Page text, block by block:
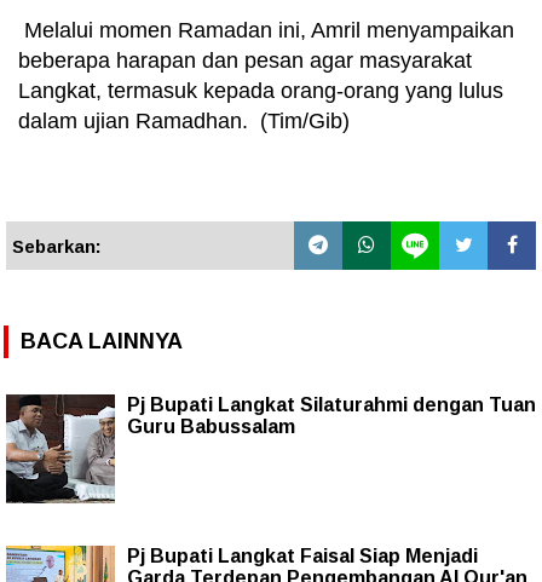
Melalui momen Ramadan ini, Amril menyampaikan
beberapa harapan dan pesan agar masyarakat
Langkat, termasuk kepada orang-orang yang lulus
dalam ujian Ramadhan. (Tim/Gib)
Sebarkan:
BACA LAINNYA
Pj Bupati Langkat Silaturahmi dengan Tuan
Guru Babussalam
Pj Bupati Langkat Faisal Siap Menjadi
Garda Terdepan Pengembangan Al Qur'an